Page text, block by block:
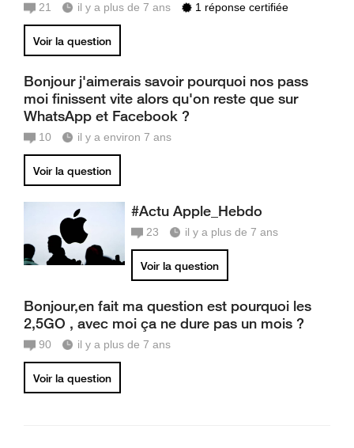
21 il y a plus de 7 ans 1 réponse certifiée
Voir la question
Bonjour j'aimerais savoir pourquoi nos pass
moi finissent vite alors qu'on reste que sur
WhatsApp et Facebook ?
10 il y a environ 7 ans
Voir la question
#Actu Apple_Hebdo
23 il y a plus de 7 ans
Voir la question
Bonjour,en fait ma question est pourquoi les
2,5GO , avec moi ça ne dure pas un mois ?
90 il y a plus de 7 ans
Voir la question